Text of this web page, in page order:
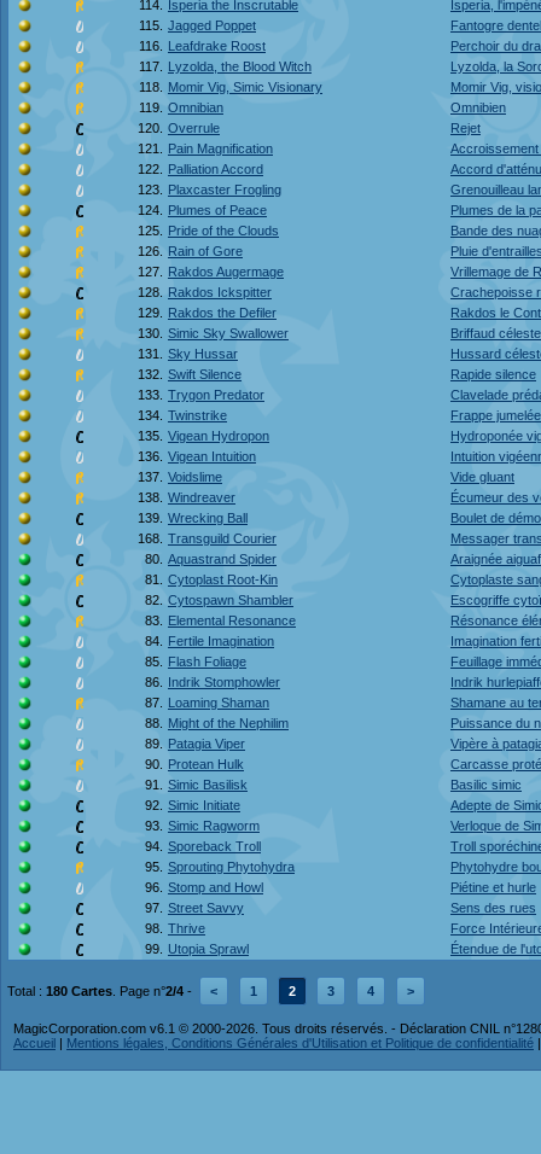
114.
Isperia the Inscrutable
Isperia,
115. Jagged Poppet
Fantogre
116.
Leafdrake Roost
Perchoir du
117.
Lyzolda, the Blood Witch
Lyzolda, la
118.
Momir Vig, Simic Visionary
Momir Vig,
119. Omnibian
Omnibien
120. Overrule
Rejet
121.
Pain Magnification
Accroissement
122.
Palliation Accord
Accord
123.
Plaxcaster Frogling
Grenouilleau
124.
Plumes of Peace
Plumes de la
125.
Pride of the Clouds
Bande des
126.
Rain of Gore
Pluie
127.
Rakdos Augermage
Vrillemage de
128. Rakdos Ickspitter
Crachepoisse
129.
Rakdos the Defiler
Rakdos le
130. Simic Sky Swallower
Briffaud
131.
Sky Hussar
Hussard
132. Swift Silence
Rapide silence
133. Trygon Predator
Clavelade
134. Twinstrike
Frappe jumelée
135. Vigean Hydropon
Hydroponée
136. Vigean Intuition
Intuition
137. Voidslime
Vide gluant
138. Windreaver
Écumeur des
139. Wrecking Ball
Boulet de
168. Transguild Courier
Messager
80. Aquastrand Spider
Araignée
81.
Cytoplast Root-Kin
Cytoplaste
82. Cytospawn Shambler
Escogriffe
83.
Elemental Resonance
Résonance
84.
Fertile Imagination
Imagination
85.
Flash Foliage
Feuillage
86.
Indrik Stomphowler
Indrik
87.
Loaming Shaman
Shamane au
88.
Might of the Nephilim
Puissance du
89.
Patagia Viper
Vipère à
90.
Protean Hulk
Carcasse
91.
Simic Basilisk
Basilic simic
92. Simic Initiate
Adepte de
93. Simic Ragworm
Verloque de
94. Sporeback Troll
Troll
95. Sprouting Phytohydra
Phytohydre
96. Stomp and Howl
Piétine et hurle
97. Street Savvy
Sens des rues
98. Thrive
Force
99.
Utopia Sprawl Étendue de
Total : 180 Cartes . Page n°2/4 - < 1 2 3 4 >
MagicCorporation.com v6.1 © 2000-2026. Tous droits réservés. - Déclaration CNIL
Accueil | Mentions légales, Conditions Générales d'Utilisation et Politique de confidentialité